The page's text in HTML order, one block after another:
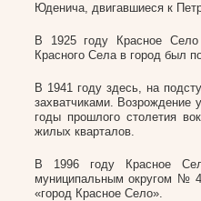
Юденича, двигавшиеся к
В 1925 году Красное Село
Красного Села в город был
В 1941 году здесь, на
захватчиками. Возрождение
годы прошлого столетия
жилых кварталов.
В 1996 году Красное
муниципальным округом №
«город Красное Село».